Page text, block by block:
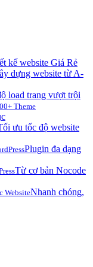
kế website Giá Rẻ
dựng website từ A-
load trang vượt trội
Theme
ưu tốc độ website
Plugin đa dạng
Từ cơ bản Nocode
WebsiteNhanh chóng,